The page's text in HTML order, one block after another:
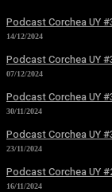
Podcast Corchea UY
14/12/2024
Podcast Corchea UY
07/12/2024
Podcast Corchea UY
30/11/2024
Podcast Corchea UY
23/11/2024
Podcast Corchea UY
16/11/2024